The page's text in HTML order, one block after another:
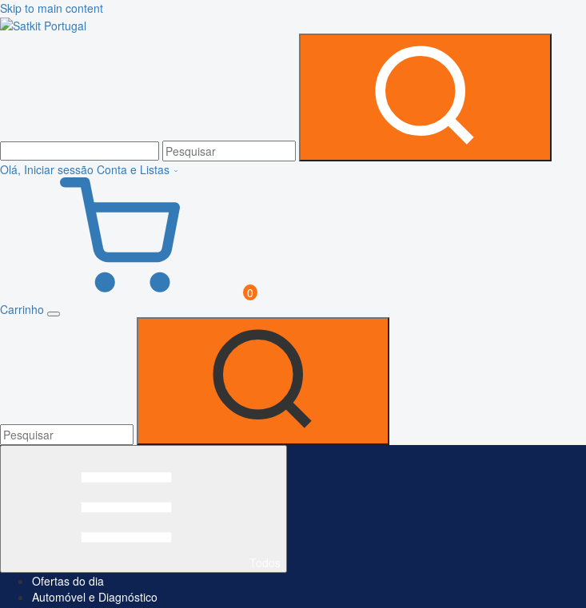
Skip to main content
Olá, Iniciar sessão Conta e Listas
0
Carrinho
Ofertas do dia
Automóvel e Diagnóstico